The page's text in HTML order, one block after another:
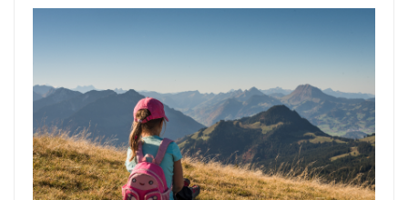
devojčica-
ekskurzija-
dobrocinitim.png